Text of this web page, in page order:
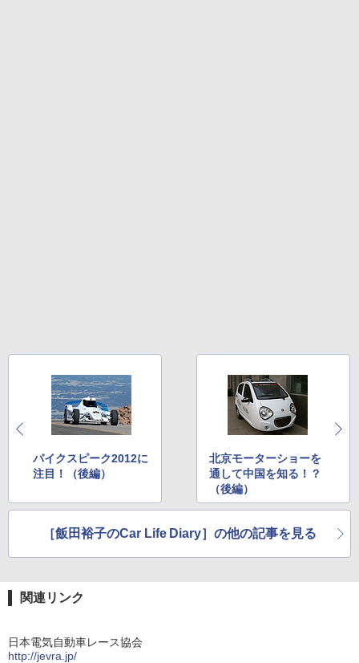
パイクスピーク2012に
注目！（後編）
北京モーターショーを
通して中国を知る！？
（後編）
［飯田裕子のCar Life Diary］の他の記事を見る
関連リンク
日本電気自動車レース協会
http://jevra.jp/